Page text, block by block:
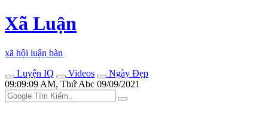
Xã Luận
xã hội luận bàn
Luyện IQ
Videos
Ngày Đẹp
09:09:09 AM, Thứ Abc 09/09/2021